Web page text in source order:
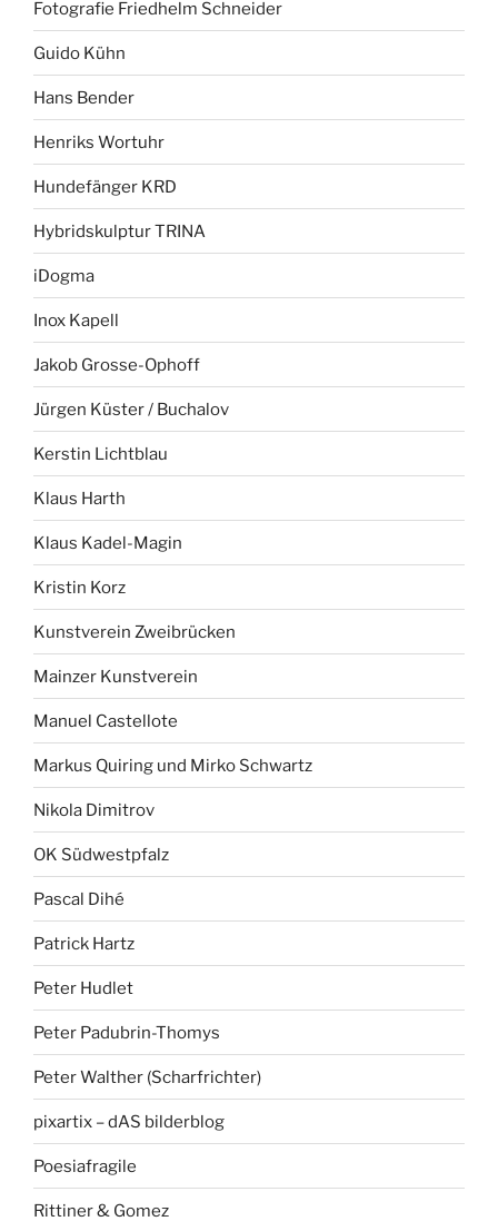
Fotografie Friedhelm Schneider
Guido Kühn
Hans Bender
Henriks Wortuhr
Hundefänger KRD
Hybridskulptur TRINA
iDogma
Inox Kapell
Jakob Grosse-Ophoff
Jürgen Küster / Buchalov
Kerstin Lichtblau
Klaus Harth
Klaus Kadel-Magin
Kristin Korz
Kunstverein Zweibrücken
Mainzer Kunstverein
Manuel Castellote
Markus Quiring und Mirko Schwartz
Nikola Dimitrov
OK Südwestpfalz
Pascal Dihé
Patrick Hartz
Peter Hudlet
Peter Padubrin-Thomys
Peter Walther (Scharfrichter)
pixartix – dAS bilderblog
Poesiafragile
Rittiner & Gomez